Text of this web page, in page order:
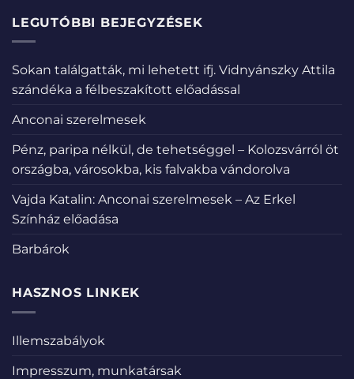
LEGUTÓBBI BEJEGYZÉSEK
Sokan találgatták, mi lehetett ifj. Vidnyánszky Attila
szándéka a félbeszakított előadással
Anconai szerelmesek
Pénz, paripa nélkül, de tehetséggel – Kolozsvárról öt
országba, városokba, kis falvakba vándorolva
Vajda Katalin: Anconai szerelmesek – Az Erkel
Színház előadása
Barbárok
HASZNOS LINKEK
Illemszabályok
Impresszum, munkatársak